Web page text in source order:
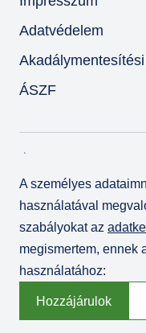
Adatvédelem
ÁSZF
© Várkert Bazár 2026
Fejlesztette azIntegral
A személyes
használatával
szabályokat az
megismertem, ennek
használatához:
Hozzájárulok